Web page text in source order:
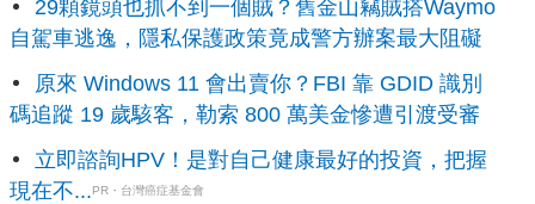
29顆鏡頭也抓不到一個賊？舊金山竊賊搭Waymo
自駕車逃逸，隱私保護政策竟成警方辦案最大阻礙
原來 Windows 11 會出賣你？FBI 靠 GDID 識別
碼追蹤 19 歲駭客，勒索 800 萬美金慘遭引渡受審
立即諮詢HPV！是對自己健康最好的投資，把握
現在不...PR・台灣癌症基金會